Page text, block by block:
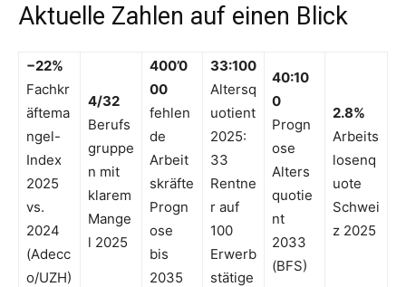
Aktuelle Zahlen auf einen Blick
−22%
Fachkr
äftema
ngel-
Index
2025
vs.
2024
(Adecc
o/UZH)
4/32
Berufs
gruppe
n mit
klarem
Mange
l 2025
400’0
00
fehlen
de
Arbeit
skräfte
Progn
ose
bis
2035
33:100
Altersq
uotient
2025:
33
Rentne
r auf
100
Erwerb
stätige
40:10
0
Progn
ose
Alters
quotie
nt
2033
(BFS)
2.8%
Arbeits
losenq
uote
Schwei
z 2025